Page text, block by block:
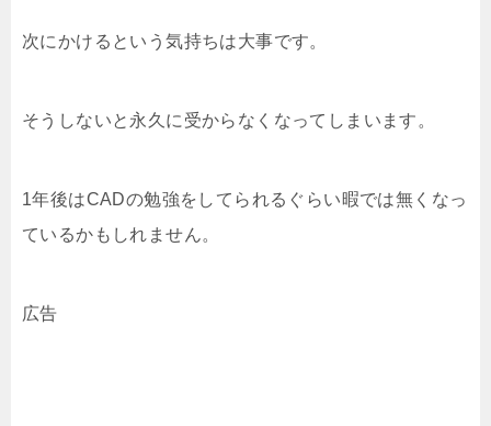
次にかけるという気持ちは大事です。
そうしないと永久に受からなくなってしまいます。
1年後はCADの勉強をしてられるぐらい暇では無くなっ
ているかもしれません。
広告